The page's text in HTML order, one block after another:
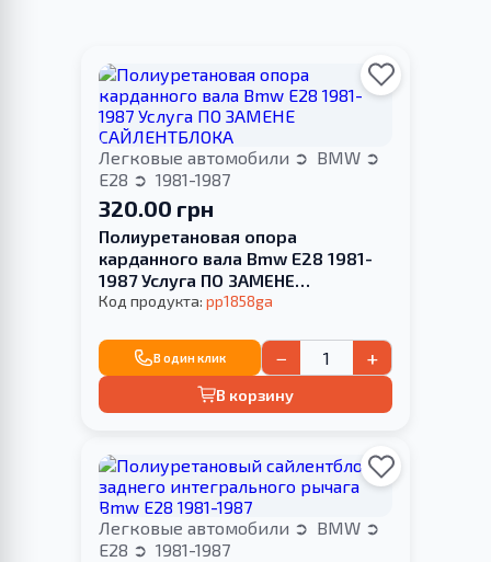
Легковые автомобили
BMW
E28
1981-1987
320.00 грн
Полиуретановая опора
карданного вала Bmw E28 1981-
1987 Услуга ПО ЗАМЕНЕ
САЙЛЕНТБЛОКА
Код продукта: pp1858ga
В один клик − +
В корзину
Легковые автомобили
BMW
E28
1981-1987